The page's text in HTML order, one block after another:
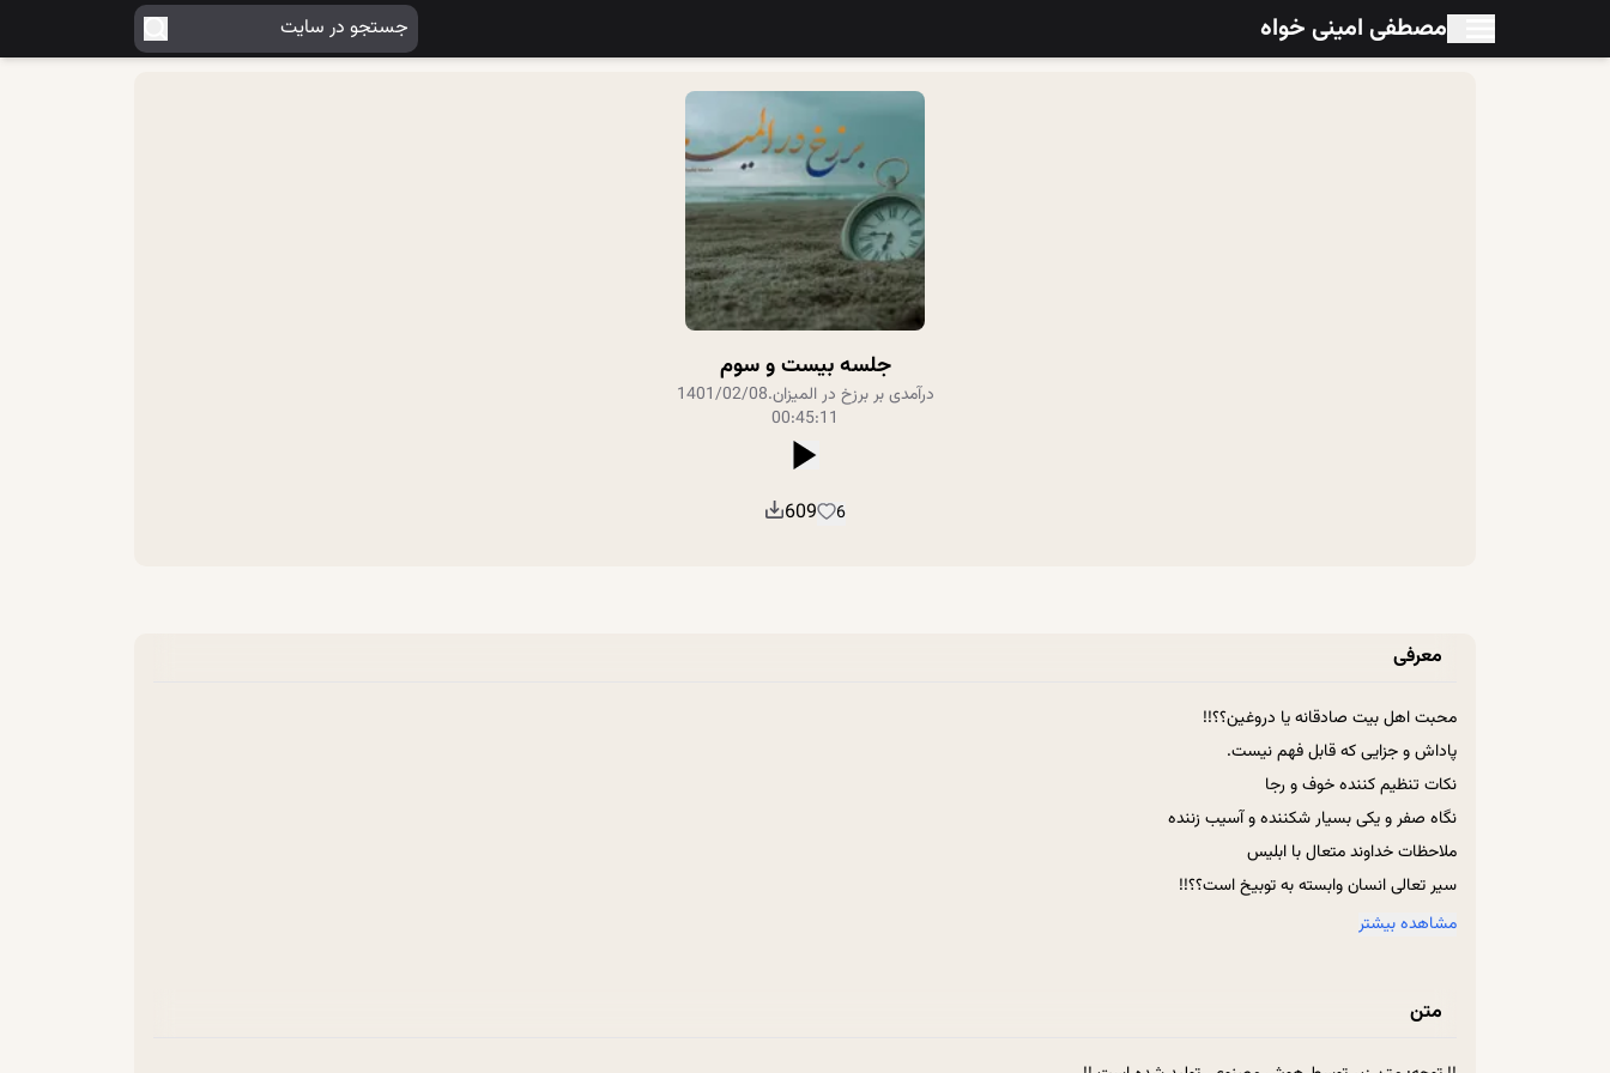
مصطفی امینی خواه
جلسه بیست و سوم
درآمدی بر برزخ در المیزان.
1401/02/08
00:45:11
6
609
معرفی
محبت اهل بیت صادقانه یا دروغین؟؟!!
پاداش و جزایی که قابل فهم نیست.
نکات تنظیم کننده خوف و رجا
نگاه صفر و یکی بسیار شکننده و آسیب زننده
ملاحظات خداوند متعال با ابلیس
سیر تعالی انسان وابسته به توبیخ است؟؟!!
امتیازات ملکوتی، میانگینی نیست.
در تحلیل افراد، جنبه‌های مختلف رادر نظر بگیریم.
مشاهده بیشتر
متن